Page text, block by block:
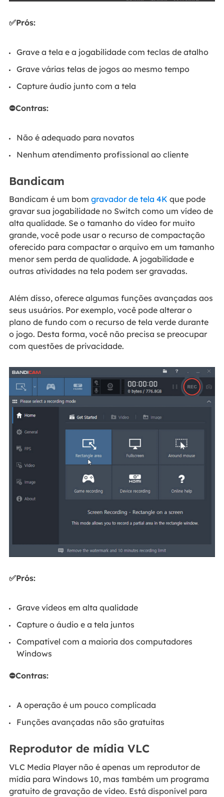
✅Prós:
Grave a tela e a jogabilidade com teclas de atalho
Grave várias telas de jogos ao mesmo tempo
Capture áudio junto com a tela
⛔Contras:
Não é adequado para novatos
Nenhum atendimento profissional ao cliente
Bandicam
Bandicam é um bom gravador de tela 4K que pode
gravar sua jogabilidade no Switch como um vídeo de
alta qualidade. Se o tamanho do vídeo for muito
grande, você pode usar o recurso de compactação
oferecido para compactar o arquivo em um tamanho
menor sem perda de qualidade. A jogabilidade e
outras atividades na tela podem ser gravadas.
Além disso, oferece algumas funções avançadas aos
seus usuários. Por exemplo, você pode alterar o
plano de fundo com o recurso de tela verde durante
o jogo. Desta forma, você não precisa se preocupar
com questões de privacidade.
✅Prós:
Grave vídeos em alta qualidade
Capture o áudio e a tela juntos
Compatível com a maioria dos computadores
Windows
⛔Contras:
A operação é um pouco complicada
Funções avançadas não são gratuitas
Reprodutor de mídia VLC
VLC Media Player não é apenas um reprodutor de
mídia para Windows 10, mas também um programa
gratuito de gravação de vídeo. Está disponível para